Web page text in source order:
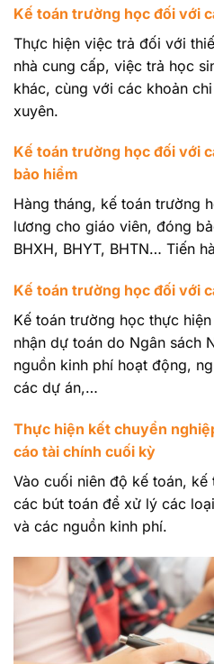
Kế toán trường học đối với
Thực hiện việc trả đối với
nhà cung cấp, việc trả học
khác, cùng với các khoản
xuyên.
Kế toán trường học đối với
bảo hiểm
Hàng tháng, kế toán trường
lương cho giáo viên, đóng
BHXH, BHYT, BHTN… Tiến
Kế toán trường học đối với
Kế toán trường học thực
nhận dự toán do Ngân sách
nguồn kinh phí hoạt động,
các dự án,…
Thực hiện kết chuyển
cáo tài chính cuối kỳ
Vào cuối niên độ kế toán,
các bút toán để xử lý các
và các nguồn kinh phí.